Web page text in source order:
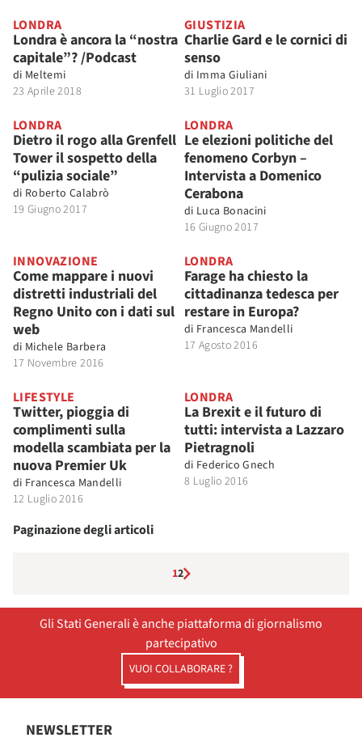
LONDRA
Londra è ancora la “nostra
capitale”? /Podcast
di Meltemi
23 Aprile 2018
GIUSTIZIA
Charlie Gard e le cornici di
senso
di Imma Giuliani
31 Luglio 2017
LONDRA
Dietro il rogo alla Grenfell
Tower il sospetto della
“pulizia sociale”
di Roberto Calabrò
19 Giugno 2017
LONDRA
Le elezioni politiche del
fenomeno Corbyn –
Intervista a Domenico
Cerabona
di Luca Bonacini
16 Giugno 2017
INNOVAZIONE
Come mappare i nuovi
distretti industriali del
Regno Unito con i dati sul
web
di Michele Barbera
17 Novembre 2016
LONDRA
Farage ha chiesto la
cittadinanza tedesca per
restare in Europa?
di Francesca Mandelli
17 Agosto 2016
LIFESTYLE
Twitter, pioggia di
complimenti sulla
modella scambiata per la
nuova Premier Uk
di Francesca Mandelli
12 Luglio 2016
LONDRA
La Brexit e il futuro di
tutti: intervista a Lazzaro
Pietragnoli
di Federico Gnech
8 Luglio 2016
Paginazione degli articoli
12
Gli Stati Generali è anche piattaforma di giornalismo
partecipativo
VUOI COLLABORARE ?
NEWSLETTER